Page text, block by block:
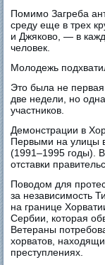
Помимо Загреба
среду еще в трех
и Джяково, — в
человек.
Молодежь
Это была не первая
две недели, но
участников.
Демонстрации в
Первыми на улицы
(1991–1995 годы).
отставки
Поводом для
за независимость
на границе
Сербии, которая
Ветераны
хорватов,
преступлениях.